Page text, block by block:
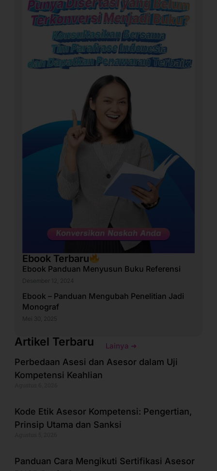
Ebook Terbaru
Ebook Panduan Menyusun Buku Referensi
Desember 12, 2024
Ebook – Panduan Mengubah Penelitian Jadi
Monograf
Mei 30, 2025
Artikel Terbaru Lainya ➜
Perbedaan Asesi dan Asesor dalam Uji
Kompetensi Keahlian
Kode Etik Asesor Kompetensi: Pengertian,
Prinsip Utama dan Sanksi
Panduan Cara Mengikuti Sertifikasi Asesor